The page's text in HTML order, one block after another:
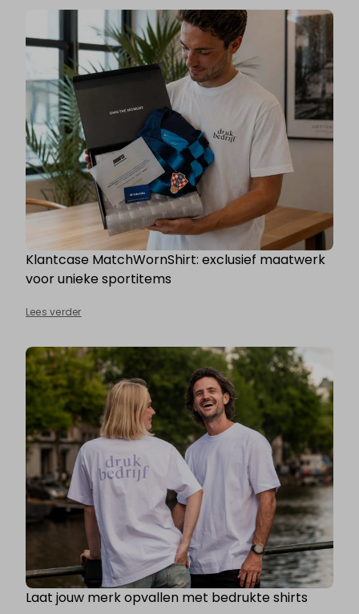
Klantcase MatchWornShirt: exclusief maatwerk
voor unieke sportitems
Lees verder
Laat jouw merk opvallen met bedrukte shirts